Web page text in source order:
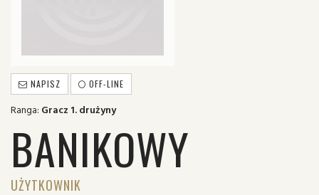
NAPISZ OFF-LINE
Ranga: Gracz 1. drużyny
BANIKOWY
UŻYTKOWNIK